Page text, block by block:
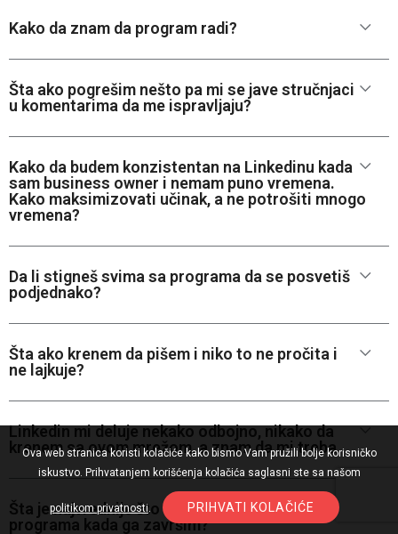
Kako da znam da program radi?
Šta ako pogrešim nešto pa mi se jave stručnjaci
u komentarima da me ispravljaju?
Kako da budem konzistentan na Linkedinu kada
sam business owner i nemam puno vremena.
Kako maksimizovati učinak, a ne potrošiti mnogo
vremena?
Da li stigneš svima sa programa da se posvetiš
podjednako?
Šta ako krenem da pišem i niko to ne pročita i
ne lajkuje?
Linkedin mi deluje nekako odbojno, nikako da
krenem sa ovom mrežom, a znam da mi treba.
Šta je najvrednije što ću poneti sa tvog
programa kada ga završim?
Ova web stranica koristi kolačiće kako bismo Vam pružili bolje korisničko
iskustvo. Prihvatanjem korišćenja kolačića saglasni ste sa našom
politikom privatnosti. PRIHVATI KOLAČIĆE